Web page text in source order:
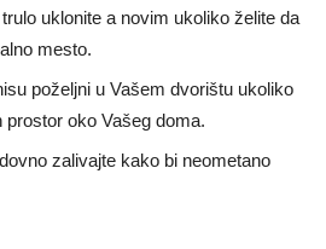
uklonite a novim ukoliko želite da
mesto.
poželjni u Vašem dvorištu ukoliko
oko Vašeg doma.
zalivajte kako bi neometano